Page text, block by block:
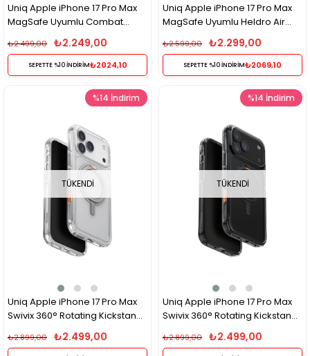
Uniq Apple iPhone 17 Pro Max
MagSafe Uyumlu Combat
Active Darbe Emici Kılıf –
Turkuaz
₺2.249,00
₺2.499,00
SEPETTE %10 İNDİRİM₺2024,10
Uniq Apple iPhone 17 Pro Max
MagSafe Uyumlu Heldro Air
Telefon Kılıfı - Şeffaf
₺2.299,00
₺2.599,00
SEPETTE %10 İNDİRİM₺2069,10
TÜKENDI
Uniq Apple iPhone 17 Pro Max
Swivix 360° Rotating Kickstand
Magsafe Kılıf - Şeffaf
₺2.499,00
₺2.899,00
%14 İndirim
TÜKENDI
Uniq Apple iPhone 17 Pro Max
Swivix 360° Rotating Kickstand
Magsafe Kılıf - Siyah
₺2.499,00
₺2.899,00
%14 İndirim